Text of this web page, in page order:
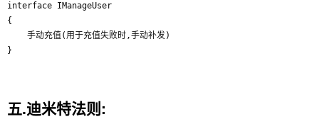
interface IManageUser
{
    手动充值(用于充值失败时,手动补发)
五.迪米特法则: